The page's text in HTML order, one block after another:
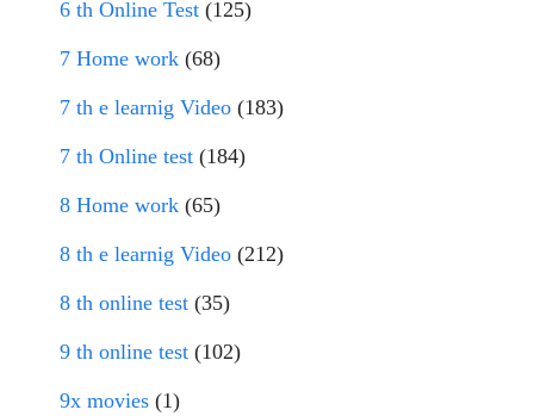
6 th Online Test (125)
7 Home work (68)
7 th e learnig Video (183)
7 th Online test (184)
8 Home work (65)
8 th e learnig Video (212)
8 th online test (35)
9 th online test (102)
9x movies (1)